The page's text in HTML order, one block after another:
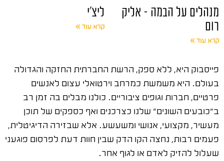
מנהלים על הבמה – אליק
רום
קרא עוד »
ליצ'י
קרא עוד »
פייסבוק היא, ללא ספק, הרשת החברתית החזקה והגדולה
בעולם. היא משמשת כמרחב וירטואלי עצום לאנשים
פרטיים, חברות וגופים ציבוריים. כולנו מבלים בה זמן רב
ב"כובעים השונים" שלנו כצרכנים ואף כספקים של תוכן
מעשיר, מקצועי, אנושי ומשעשע. אלא שבזירה הדיגיטלית,
פעמים רבות, נחצה הקו הדק שבין חוות דעת לפרסום פוגעני
שעלול להזיק לאדם או לגוף אחר.